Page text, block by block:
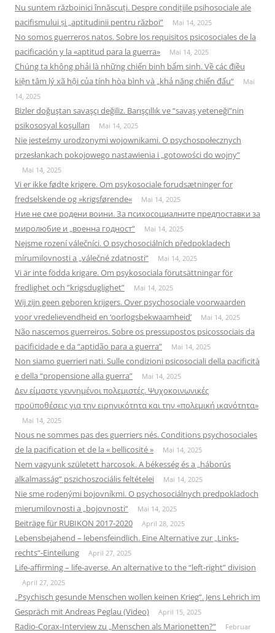
Nu suntem războinici înnăscuți. Despre condițiile psihosociale ale
pacifismului și „aptitudinii pentru război”
Mai 14, 2025
No somos guerreros natos. Sobre los requisitos psicosociales de la
pacificación y la «aptitud para la guerra»
Mai 14, 2025
Chúng ta không phải là những chiến binh bẩm sinh. Về các điều
kiện tâm lý xã hội của tính hòa bình và „khả năng chiến đấu“
Mai
14, 2025
Bizler doğuştan savaşçı değiliz. Barışçıllık ve “savaş yeteneği”nin
psikososyal koşulları
Mai 14, 2025
Nie jesteśmy urodzonymi wojownikami. O psychospołecznych
przesłankach pokojowego nastawienia i „gotowości do wojny”
Mai 14, 2025
Vi er ikke fødte krigere. Om psykosociale forudsætninger for
fredselskende og »krigsførende«
Mai 14, 2025
Ние не сме родени воини. За психосоциалните предпоставки за
миролюбие и „военна годност“
Mai 14, 2025
Nejsme rození válečníci. O psychosociálních předpokladech
mírumilovnosti a „válečné zdatnosti“
Mai 14, 2025
Vi är inte födda krigare. Om psykosociala förutsättningar för
fredlighet och ”krigsduglighet”
Mai 14, 2025
Wij zijn geen geboren krijgers. Over psychosociale voorwaarden
voor vredelievendheid en ‘oorlogsbekwaamheid’
Mai 14, 2025
Não nascemos guerreiros. Sobre os pressupostos psicossociais da
pacificidade e da “aptidão para a guerra”
Mai 14, 2025
Non siamo guerrieri nati. Sulle condizioni psicosociali della pacificità
e della “propensione alla guerra”
Mai 14, 2025
Δεν είμαστε γεννημένοι πολεμιστές. Ψυχοκοινωνικές
προϋποθέσεις για την ειρηνικότητα και την «πολεμική ικανότητα»
Mai 14, 2025
Nous ne sommes pas des guerriers nés. Conditions psychosociales
de la pacification et de la « bellicosité »
Mai 14, 2025
Nem vagyunk született harcosok. A békesség és a „háborús
alkalmasság” pszichoszociális feltételei
Mai 14, 2025
Nie sme rodenými bojovníkmi. O psychosociálnych predpokladoch
mierumilovnosti a „bojovnosti“
Mai 14, 2025
Beiträge für RUBIKON 2017-2020 April 28, 2025
Lebensbejahend – lebensfeindlich. Eine Alternative zur „Links-
rechts“-Einteilung
April 27, 2025
Life-affirming – life-averse. An alternative to the “left-right” division
April 27, 2025
„Psychisch gesunde Menschen wollen keinen Krieg“. Jens Lehrich im
Gespräch mit Andreas Peglau (Video)
April 15, 2025
Radio-Corax-Interview zu „Menschen als Marionetten?“
Februar